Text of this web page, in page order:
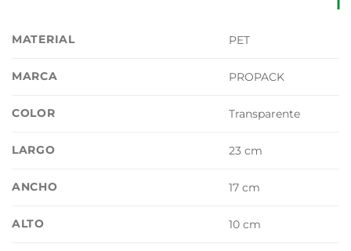
MATERIAL PET
MARCA PROPACK
COLOR Transparente
LARGO 23 cm
ANCHO 17 cm
ALTO 10 cm